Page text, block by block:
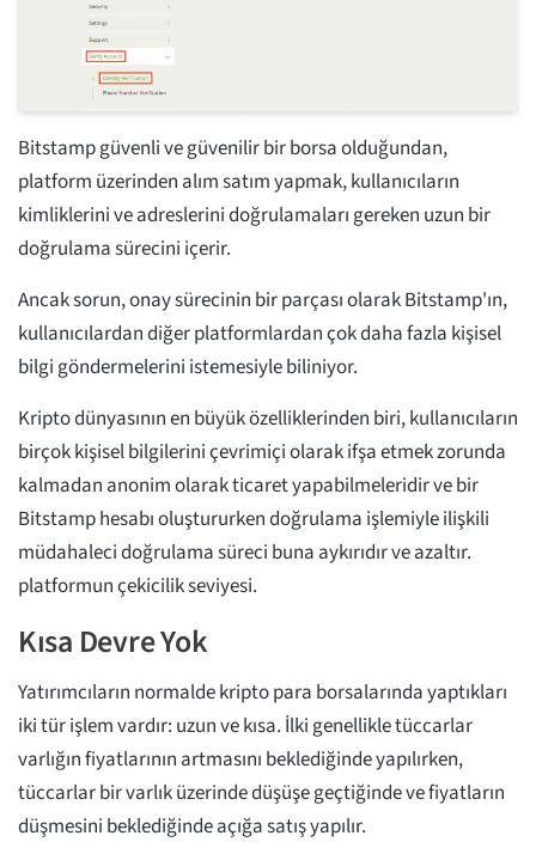
Bitstamp güvenli ve güvenilir bir borsa olduğundan,
platform üzerinden alım satım yapmak, kullanıcıların
kimliklerini ve adreslerini doğrulamaları gereken uzun bir
doğrulama sürecini içerir.
Ancak sorun, onay sürecinin bir parçası olarak Bitstamp'ın,
kullanıcılardan diğer platformlardan çok daha fazla kişisel
bilgi göndermelerini istemesiyle biliniyor.
Kripto dünyasının en büyük özelliklerinden biri, kullanıcıların
birçok kişisel bilgilerini çevrimiçi olarak ifşa etmek zorunda
kalmadan anonim olarak ticaret yapabilmeleridir ve bir
Bitstamp hesabı oluştururken doğrulama işlemiyle ilişkili
müdahaleci doğrulama süreci buna aykırıdır ve azaltır.
platformun çekicilik seviyesi.
Kısa Devre Yok
Yatırımcıların normalde kripto para borsalarında yaptıkları
iki tür işlem vardır: uzun ve kısa. İlki genellikle tüccarlar
varlığın fiyatlarının artmasını beklediğinde yapılırken,
tüccarlar bir varlık üzerinde düşüşe geçtiğinde ve fiyatların
düşmesini beklediğinde açığa satış yapılır.